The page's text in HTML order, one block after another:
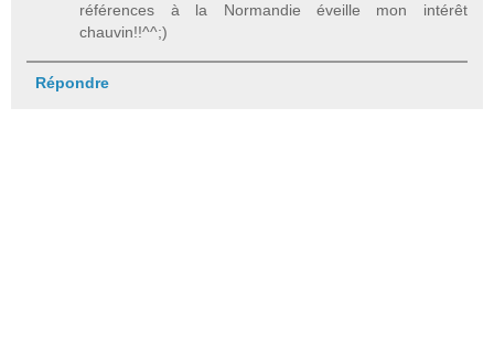
références à la Normandie éveille mon intérêt
chauvin!!^^;)
Répondre